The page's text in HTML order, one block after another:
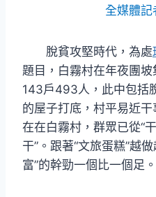
全媒體記
脫貧攻堅時代，為處
題目，白霧村在年夜團
143戶493人，此中包括
的屋子打底，村平易近
在在白霧村，群眾已從“
干”。跟著“文旅蛋糕”越
富”的幹勁一個比一個足。